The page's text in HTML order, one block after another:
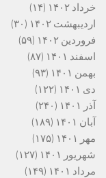
خرداد ۱۴۰۲
(۱۴)
اردیبهشت ۱۴۰۲
(۳۰)
فروردین ۱۴۰۲
(۵۹)
اسفند ۱۴۰۱
(۸۷)
بهمن ۱۴۰۱
(۹۳)
دی ۱۴۰۱
(۱۲۲)
آذر ۱۴۰۱
(۲۴۰)
آبان ۱۴۰۱
(۱۸۹)
مهر ۱۴۰۱
(۱۷۵)
شهریور ۱۴۰۱
(۱۲۷)
مرداد ۱۴۰۱
(۱۴۹)